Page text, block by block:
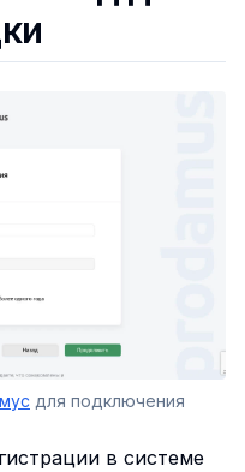
для подключения
в системе